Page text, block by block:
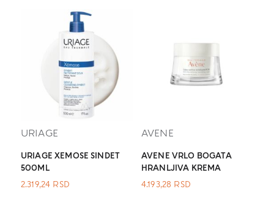
URIAGE
URIAGE XEMOSE SINDET
500ML
2.319,24 RSD
AVENE
AVENE VRLO BOGATA
HRANLJIVA KREMA
4.193,28 RSD